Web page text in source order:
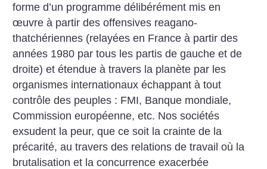
forme d’un programme délibérément mis en
œuvre à partir des offensives reagano-
thatchériennes (relayées en France à partir des
années 1980 par tous les partis de gauche et de
droite) et étendue à travers la planète par les
organismes internationaux échappant à tout
contrôle des peuples : FMI, Banque mondiale,
Commission européenne, etc. Nos sociétés
exsudent la peur, que ce soit la crainte de la
précarité, au travers des relations de travail où la
brutalisation et la concurrence exacerbée